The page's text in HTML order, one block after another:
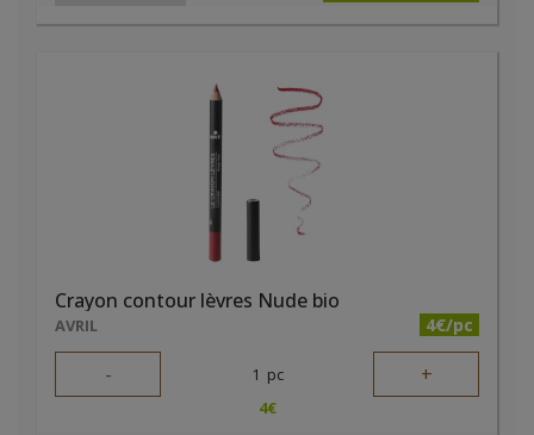
Crayon contour lèvres Nude bio
AVRIL 4€/pc
- 1 pc +
4€